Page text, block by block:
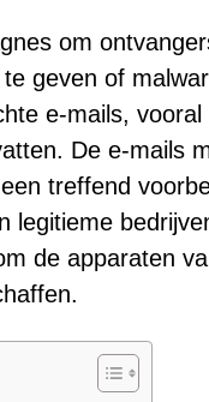
om
geven of
e-mails, vooral
De e-mails
treffend
legitieme
de apparaten